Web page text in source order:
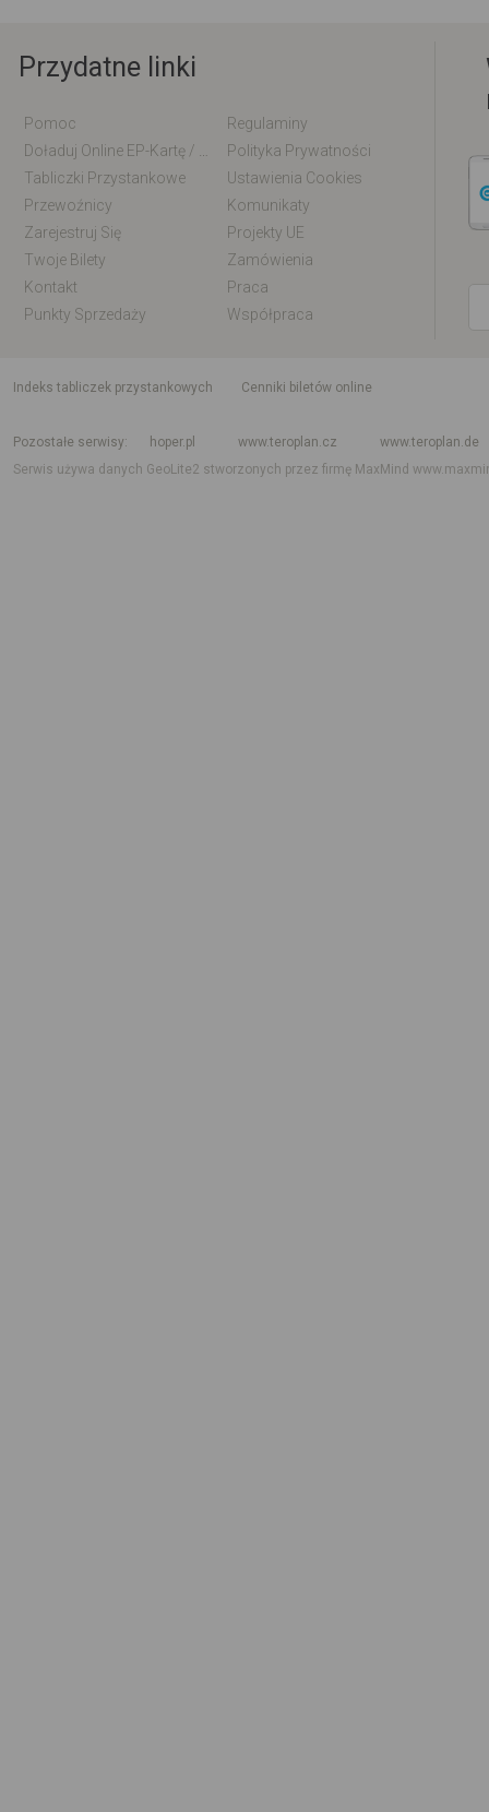
Przydatne linki
Pomoc
Regulaminy
Polityka Prywatności
Tabliczki Przystankowe
Ustawienia Cookies
Przewoźnicy
Komunikaty
Zarejestruj Się
Projekty UE
Twoje Bilety
Zamówienia
Kontakt
Praca
Punkty Sprzedaży
Współpraca
indeks tabliczek przystankowych
Cenniki biletów online
Pozostałe serwisy
hoper.pl www.teroplan.cz
www.teroplan.de
Serwis używa danych GeoLite2 stworzonych przez firmę MaxMind